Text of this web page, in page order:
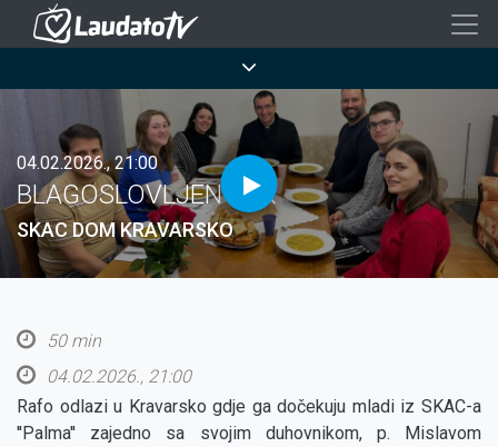
Skoči
sadržaj
04.02.2026., 21:00
BLAGOSLOVLJEN TEK
SKAC DOM KRAVARSKO
50 min
04.02.2026., 21:00
Rafo odlazi u Kravarsko gdje ga dočekuju mladi iz SKAC-a
''Palma'' zajedno sa svojim duhovnikom, p. Mislavom